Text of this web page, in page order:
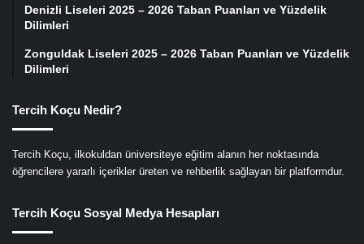
Denizli Liseleri 2025 – 2026 Taban Puanları ve Yüzdelik
Dilimleri
Zonguldak Liseleri 2025 – 2026 Taban Puanları ve Yüzdelik
Dilimleri
Tercih Koçu Nedir?
Tercih Koçu, ilkokuldan üniversiteye eğitim alanın her noktasında
öğrencilere yararlı içerikler üreten ve rehberlik sağlayan bir platformdur.
Tercih Koçu Sosyal Medya Hesapları